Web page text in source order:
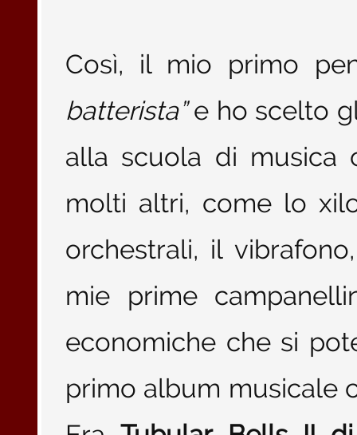
Così, il mio primo
batterista”e ho scelto
alla scuola di musica
molti altri, come lo
orchestrali, il
mie prime
economiche che si
primo album musicale